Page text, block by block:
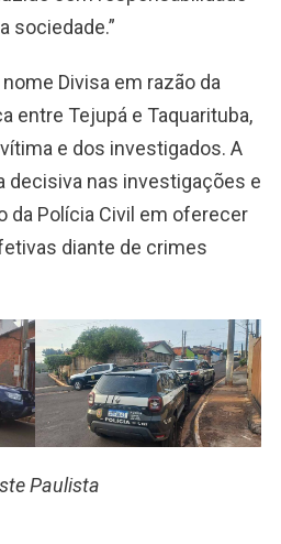
sociedade.”
Divisa em razão da
entre Tejupá e Taquarituba,
e dos investigados. A
decisiva nas investigações e
da Polícia Civil em oferecer
diante de crimes
Paulista